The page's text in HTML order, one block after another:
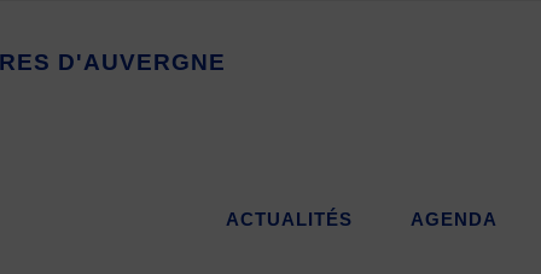
RES D'AUVERGNE
ACTUALITÉS AGENDA